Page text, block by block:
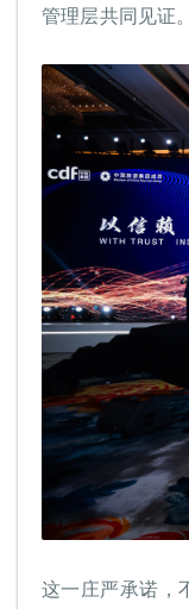
管理层共同见证。
这一庄严承诺，